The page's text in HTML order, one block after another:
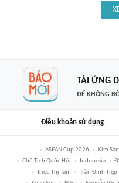
TẢI ỨNG
ĐỂ KHÔNG
Điều khoản sử dụng
ASEAN Cup 2026 Kim
Chủ Tịch Quốc Hội
Indonesia
Triệu Thị Tâm
Trần Đình Tiệp